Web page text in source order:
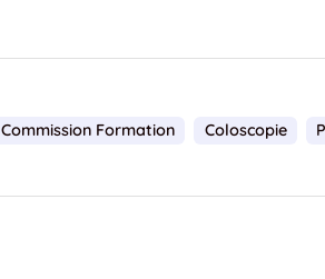
Commission Formation Coloscopie